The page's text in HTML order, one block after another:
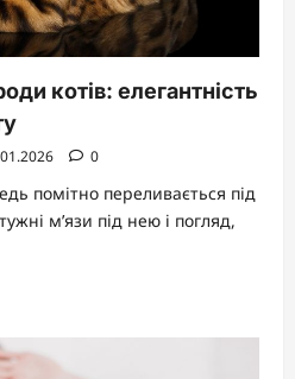
котів: елегантність
0
помітно переливається під
м’язи під нею і погляд,